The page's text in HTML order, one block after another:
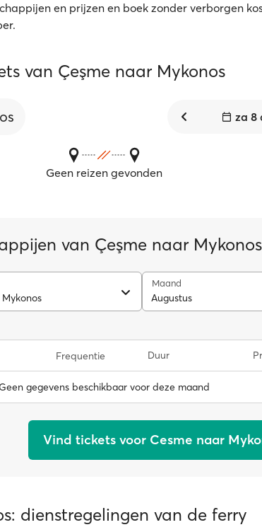
en prijzen en boek zonder verborgen
van Çeşme naar Mykonos
za 8
Geen reizen gevonden
van Çeşme naar Mykonos
Maand
Augustus
Frequentie Duur
gegevens beschikbaar voor deze maand
Vind tickets voor Cesme naar
dienstregelingen van de ferry